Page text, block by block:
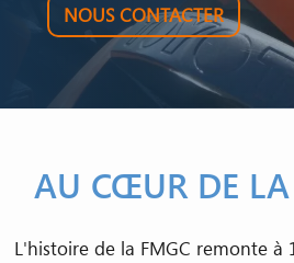
NOUS CONTACTER
AU CŒUR DE LA
L'histoire de la FMGC remonte à